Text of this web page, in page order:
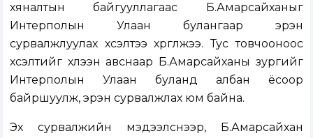
хяналтын байгууллагаас Б.Амарсайханыг
Интерполын Улаан булангаар эрэн
сурвалжлуулах хүсэлтээ хүргүүлжээ. Тус товчооноос
хүсэлтийг хүлээн авснаар Б.Амарсайханы зургийг
Интерполын Улаан буланд албан ёсоор
байршуулж, эрэн сурвалжлах юм байна.
Эх сурвалжийн мэдээлснээр, Б.Амарсайхан